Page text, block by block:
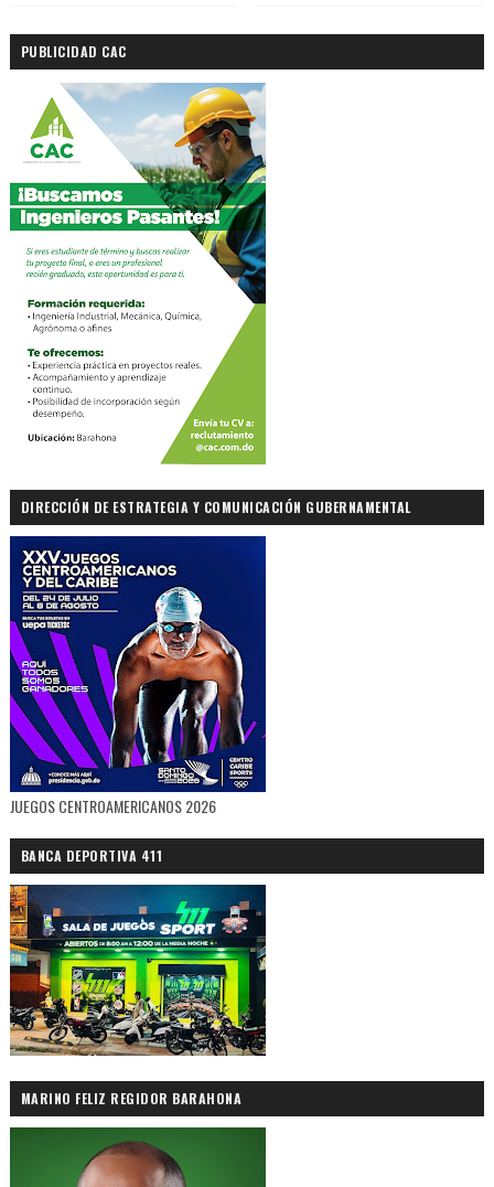
PUBLICIDAD CAC
DIRECCIÓN DE ESTRATEGIA Y COMUNICACIÓN GUBERNAMENTAL
JUEGOS CENTROAMERICANOS 2026
BANCA DEPORTIVA 411
MARINO FELIZ REGIDOR BARAHONA